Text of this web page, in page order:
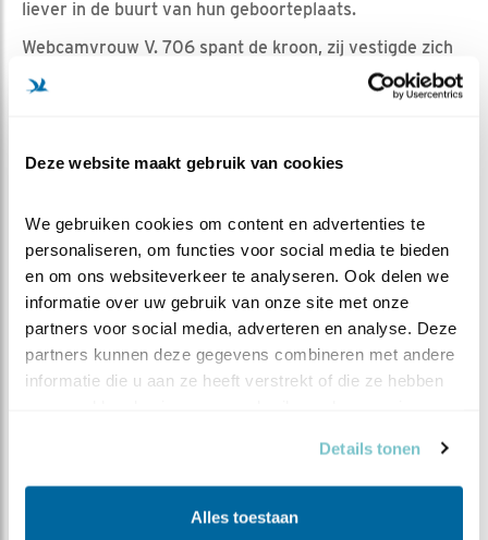
Deze website maakt gebruik van cookies
We gebruiken cookies om content en advertenties te
personaliseren, om functies voor social media te bieden
en om ons websiteverkeer te analyseren. Ook delen we
informatie over uw gebruik van onze site met onze
partners voor social media, adverteren en analyse. Deze
partners kunnen deze gegevens combineren met andere
informatie die u aan ze heeft verstrekt of die ze hebben
Details tonen
Alles toestaan
liever in de buurt van hun geboorteplaats.
Webcamvrouw V. 706 spant de kroon, zij vestigde zich
als gezegd op slechts 190 meter van haar
geboortenestkast. Haar dochter V .502 vloog iets
relatief dichtbij haar ouderlijk huis. Kleindochter V. 942
Grappig detail: al deze territoria liggen langs dezelfde
weg, waarbij elke dochter zich steeds een stukje
noordwaarts heeft verplaatst.
VOORKEUR VOOR NIEUWBOUW
.502 in 2020 haar gezin stichtte, was pas in 2019
in een nestkast die pas in de zomer van 2020 was